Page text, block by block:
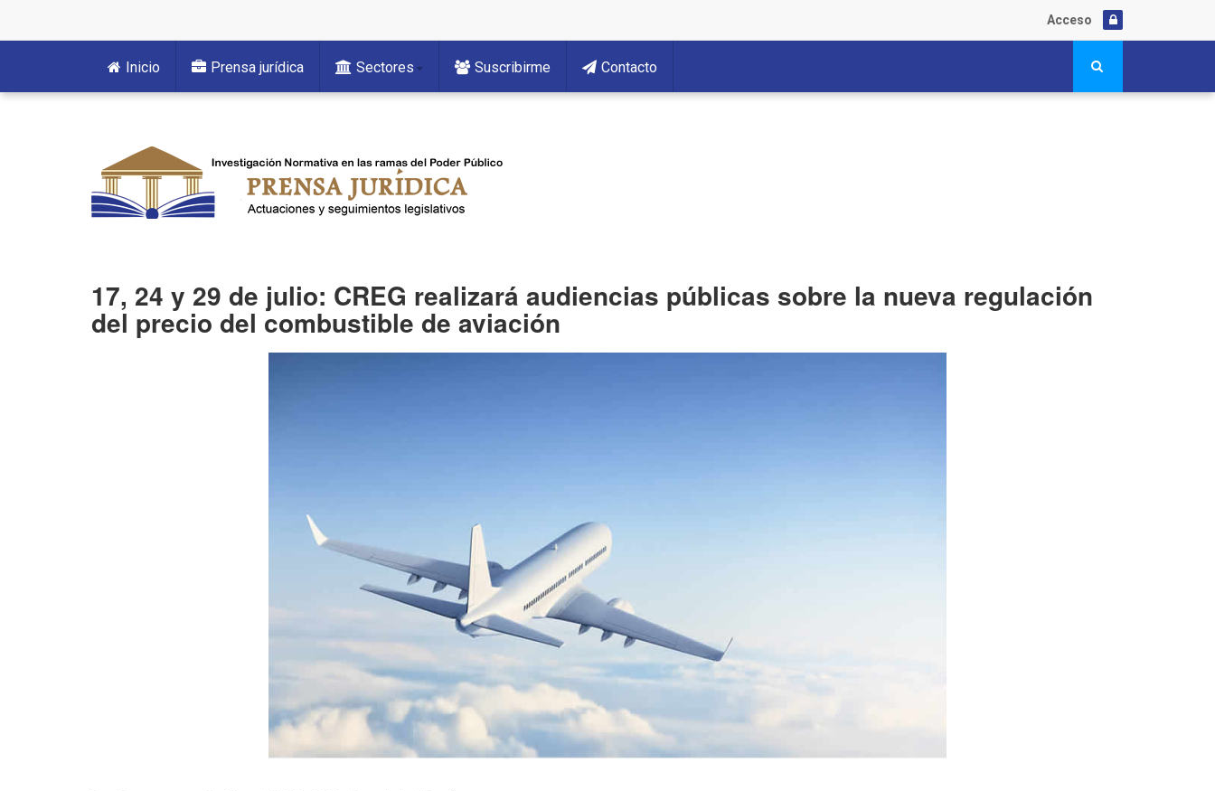
Acceso
Inicio Prensa jurídica Sectores Suscribirme Contacto
17, 24 y 29 de julio: CREG realizará audiencias públicas sobre la nueva regulación
del precio del combustible de aviación